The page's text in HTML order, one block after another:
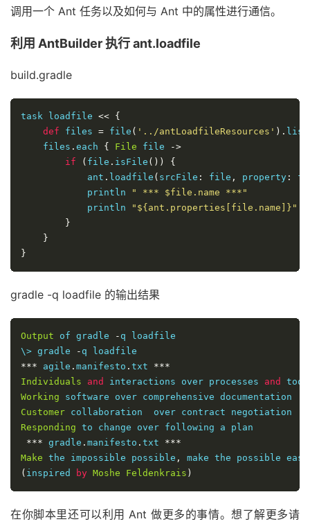
调用一个 Ant 任务以及如何与 Ant 中的属性进行通信。
利用 AntBuilder 执行 ant.loadfile
build.gradle
task loadfile << {
def files = file ( '../antLoadfileResources' ).
    files
. each { File file
->
if
( file . isFile ())
{
            ant
. loadfile ( srcFile : file , property :
            println
" *** $file.name ***"
            println
"${ant.properties[file.name]}"
}
}
}
gradle -q loadfile 的输出结果
Output of gradle - q loadfile
\> gradle
-
*** agile . manifesto . txt ***
Individuals
and interactions over processes and
Working
Customer
Responding to change over following a plan
*** gradle . manifesto . txt ***
Make the impossible possible ,
make the possible
( inspired by Moshe Feldenkrais )
在你脚本里还可以利用 Ant 做更多的事情。想了解更多请